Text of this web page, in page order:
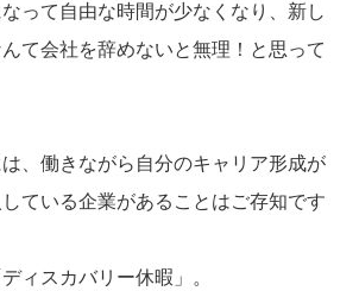
って自由な時間が少なくなり、新し
て会社を辞めないと無理！と思って
、働きながら自分のキャリア形成が
ている企業があることはご存知です
ィスカバリー休暇」。